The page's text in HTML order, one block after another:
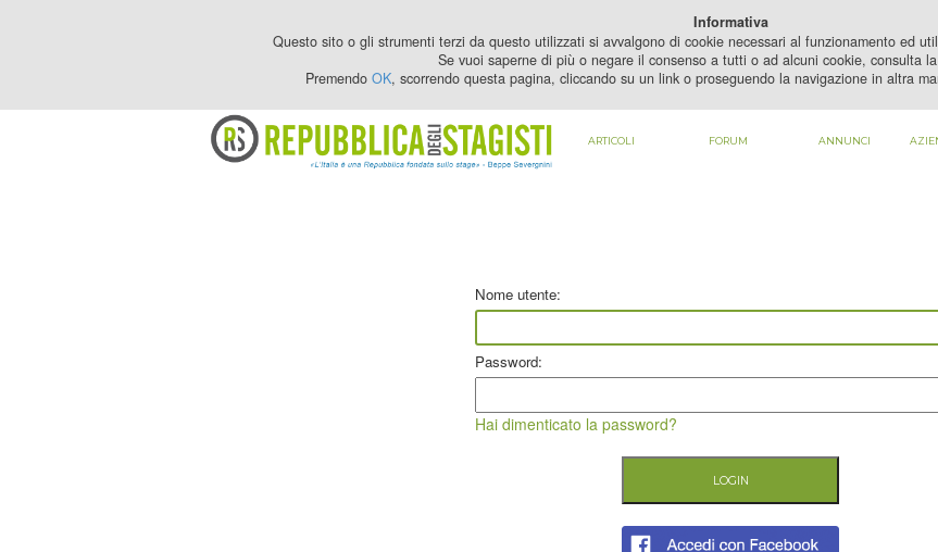
PER VEDERE QUESTO CONTENUTO DEVI
ARTICOLI FORUM ANNUNCI
Nome utente:
Password:
Hai dimenticato la password?
Informativa
Questo sito o gli strumenti terzi da questo utilizzati si avvalgono di cookie necessari al funzionamento ed
Se vuoi saperne di più o negare il consenso a tutti o ad alcuni cookie, consulta la
Premendo OK, scorrendo questa pagina, cliccando su un link o proseguendo la navigazione in altra